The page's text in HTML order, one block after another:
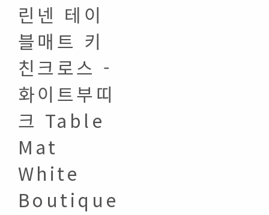
린넨 테이
블매트 키
친크로스 -
화이트부띠
크 Table
Mat
White
Boutique